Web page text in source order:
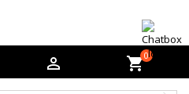
 shopping_cart0